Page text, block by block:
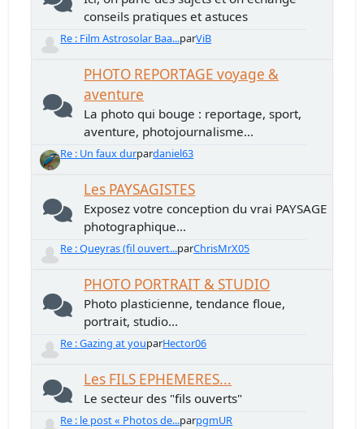
conseils pratiques et astuces
Re : Film Astrosolar Baa...parViB
PHOTO REPORTAGE voyage &
aventure
La photo qui bouge : reportage, sport,
aventure, photojournalisme...
Re : Un faux durpardaniel63
Les PAYSAGISTES
Exposez votre conception du vrai PAYSAGE
photographique...
Re : Queyras (fil ouvert...parChrisMrX05
PHOTO PORTRAIT & STUDIO
Photo plasticienne, tendance floue,
portrait, studio...
Re : Gazing at youparHector06
Les FILS EPHEMERES...
Le secteur des "fils ouverts"
Re : le post « Photos de...parpgmUR